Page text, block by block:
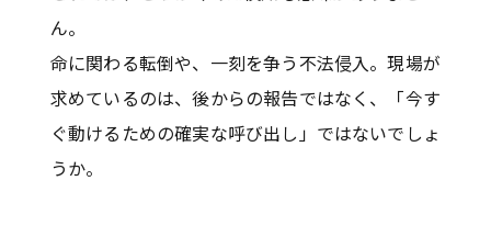
ん。
命に関わる転倒や、一刻を争う不法侵入。現場が
求めているのは、後からの報告ではなく、「今す
ぐ動けるための確実な呼び出し」ではないでしょ
うか。